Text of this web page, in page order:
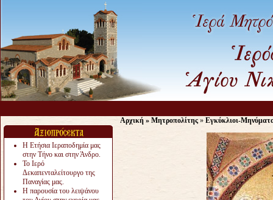
Η Ετήσια Ιεραποδημία μας
στην Τήνο και στην Άνδρο.
Το Ιερό
Δεκαπενταλείτουργο της
Παναγίας μας.
Η παρουσία του λειψάνου
Αρχική » Μητροπολίτης » Εγκύκλιοι-